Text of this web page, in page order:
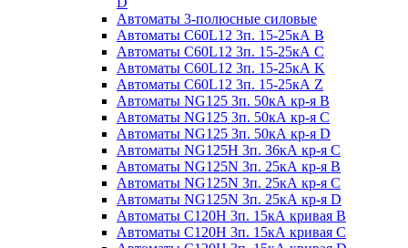
Автоматы 3-полюсные силовые
Автоматы C60L12 3п. 15-25кА B
Автоматы C60L12 3п. 15-25кА C
Автоматы C60L12 3п. 15-25кА K
Автоматы C60L12 3п. 15-25кА Z
Автоматы NG125 3п. 50кА кр-я B
Автоматы NG125 3п. 50кА кр-я C
Автоматы NG125 3п. 50кА кр-я D
Автоматы NG125H 3п. 36кА кр-я C
Автоматы NG125N 3п. 25кА кр-я B
Автоматы NG125N 3п. 25кА кр-я C
Автоматы NG125N 3п. 25кА кр-я D
Автоматы С120Н 3п. 15кА кривая B
Автоматы С120Н 3п. 15кА кривая C